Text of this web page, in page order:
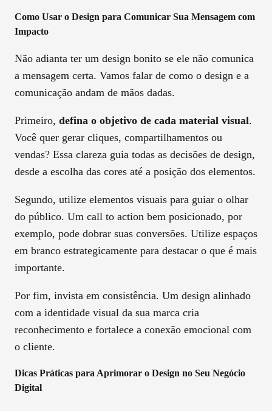
Como Usar o Design para Comunicar Sua Mensagem com
Impacto
Não adianta ter um design bonito se ele não comunica
a mensagem certa. Vamos falar de como o design e a
comunicação andam de mãos dadas.
Primeiro, defina o objetivo de cada material visual.
Você quer gerar cliques, compartilhamentos ou
vendas? Essa clareza guia todas as decisões de design,
desde a escolha das cores até a posição dos elementos.
Segundo, utilize elementos visuais para guiar o olhar
do público. Um call to action bem posicionado, por
exemplo, pode dobrar suas conversões. Utilize espaços
em branco estrategicamente para destacar o que é mais
importante.
Por fim, invista em consistência. Um design alinhado
com a identidade visual da sua marca cria
reconhecimento e fortalece a conexão emocional com
o cliente.
Dicas Práticas para Aprimorar o Design no Seu Negócio
Digital